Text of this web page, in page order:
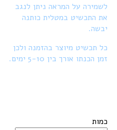
לשמירה על המראה ניתן לנגב
את התכשיט במטלית כותנה
יבשה.
כל תכשיט מיוצר בהזמנה ולכן
זמן הכנתו אורך בין 5-10 ימים.
כמות